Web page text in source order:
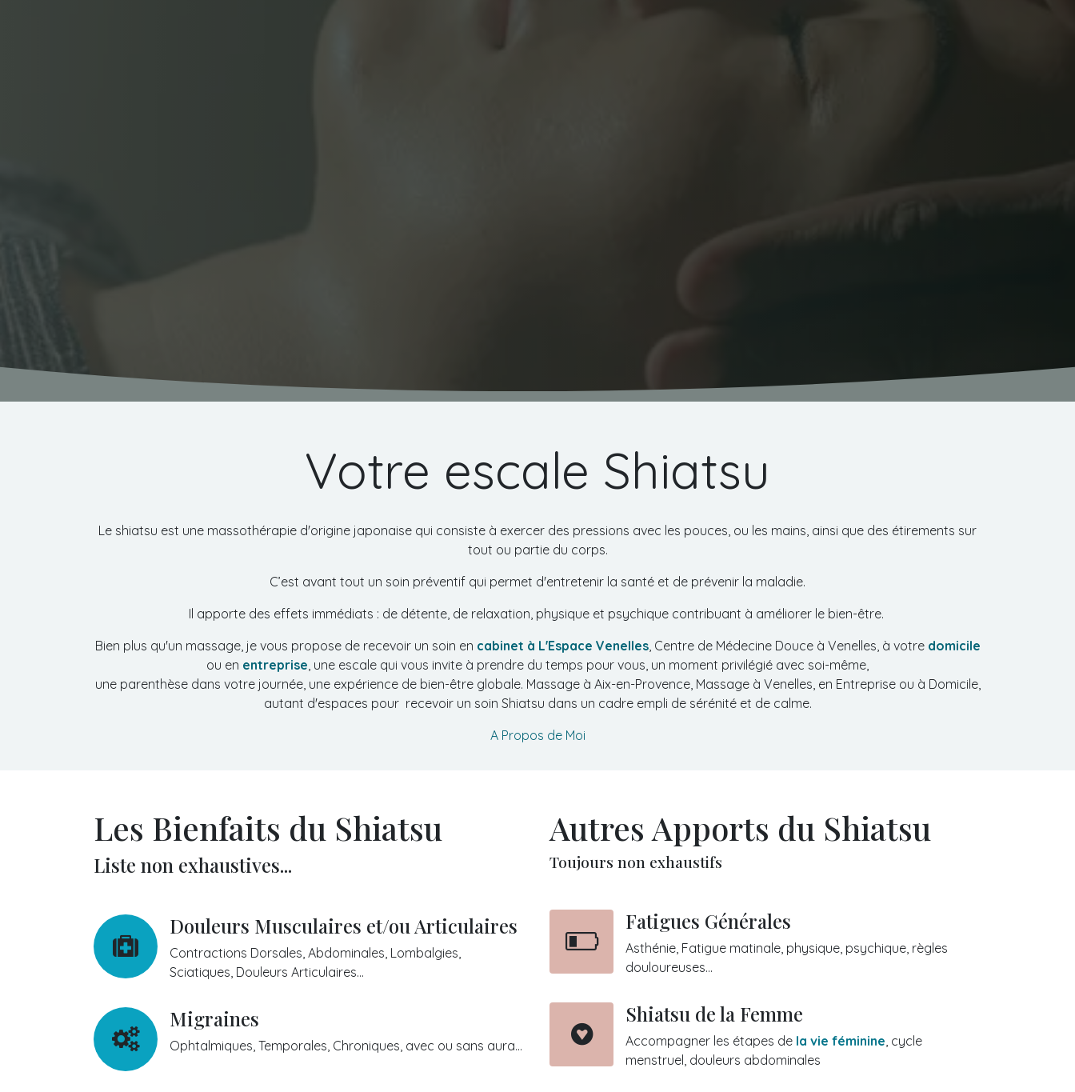
Votre escale Shiatsu
Le shiatsu est une massothérapie d'origine japonaise qui consiste à exercer des pressions avec les pouces, ou les mains, ainsi que des étirements sur
tout ou partie du corps.
C’est avant tout un soin préventif qui permet d'entretenir la santé et de prévenir la maladie.
Il apporte des effets immédiats : de détente, de relaxation, physique et psychique contribuant à améliorer le bien-être.
Bien plus qu'un massage, je vous propose de recevoir un soin en cabinet à L'Espace Venelles, Centre de Médecine Douce à Venelles, à votre domicile
ou en entreprise , une escale qui vous invite à prendre du temps pour vous, un moment privilégié avec soi-même,
une parenthèse dans votre journée, une expérience de bien-être globale. Massage à Aix-en-Provence, Massage à Venelles, en Entreprise ou à Domicile,
autant d'espaces pour recevoir un soin Shiatsu dans un cadre empli de sérénité et de calme.
A Propos de Moi
Les Bienfaits du Shiatsu
Liste non exhaustives...
Douleurs Musculaires et/ou Articulaires
Contractions Dorsales, Abdominales, Lombalgies,
Sciatiques, Douleurs Articulaires...
Migraines
Ophtalmiques, Temporales, Chroniques, avec ou sans aura...
Autres Apports du Shiatsu
Toujours non exhaustifs
Fatigues Générales
Asthénie, Fatigue matinale, physique, psychique, règles
douloureuses...
Shiatsu de la Femme
Accompagner les étapes de la vie féminine , cycle
menstruel, douleurs abdominales